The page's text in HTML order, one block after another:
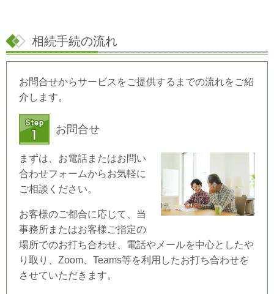
相続手続の流れ
お問合せからサービスをご提供するまでの流れをご紹
介します。
お問合せ
まずは、お電話またはお問い
合わせフォームからお気軽に
ご相談ください。
お客様のご都合に応じて、当
事務所またはお客様ご指定の
場所でのお打ち合わせ、電話やメールを中心としたや
り取り、Zoom、Teams等を利用したお打ち合わせを
させていただきます。